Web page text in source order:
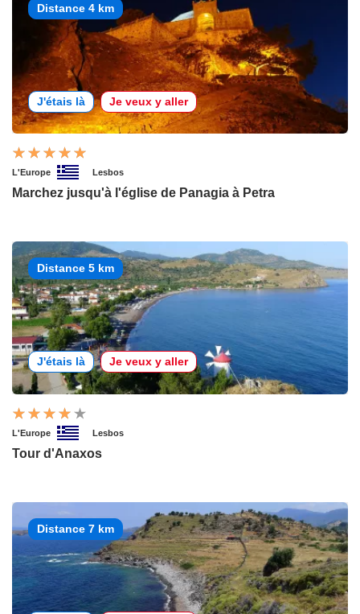
Distance 4 km
J'étais là Je veux y aller
L'Europe Lesbos
Marchez jusqu'à l'église de Panagia à Petra
Distance 5 km
J'étais là Je veux y aller
L'Europe Lesbos
Tour d'Anaxos
Distance 7 km